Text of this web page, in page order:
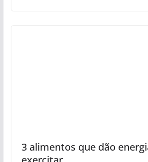
3 alimentos que dão